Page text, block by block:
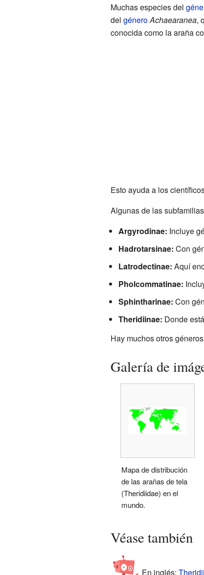
Muchas especies del
del géneroAchaearanea,
conocida como la araña
Esto ayuda a los
Algunas de las
Argyrodinae: Incluye
Hadrotarsinae: Con
Latrodectinae: Aquí
Pholcommatinae:
Sphintharinae: Con
Theridiinae: Donde
Hay muchos otros
Galería de
Mapa de distribución
de las arañas de tela
(Theridiidae) en el
mundo.
Véase también
En inglés: